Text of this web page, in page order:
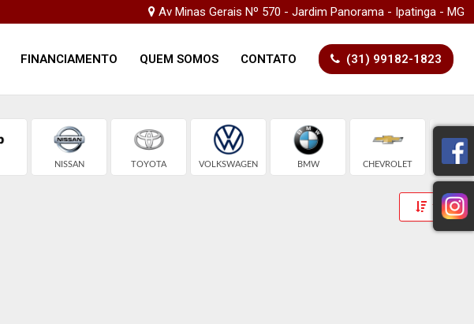
Av Minas Gerais Nº 570 - Jardim Panorama - Ipatinga - MG
FINANCIAMENTO QUEM SOMOS CONTATO (31) 99182-1823
NISSAN TOYOTA VOLKSWAGEN BMW CHEVROLET
Toggle